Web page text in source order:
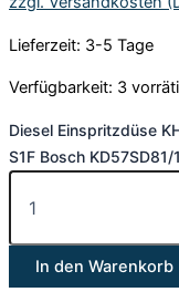
Lieferzeit: 3-5 Tage
Verfügbarkeit: 3
Diesel Einspritzdüse
S1F Bosch
In den Warenkorb